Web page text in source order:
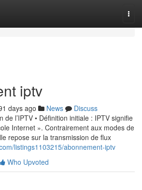
iptv
days ago News
Discuss
de l’IPTV • Définition initiale : IPTV signifie
Internet ». Contrairement aux modes de
repose sur la transmission de flux
listings1103215/abonnement-iptv
Who Upvoted